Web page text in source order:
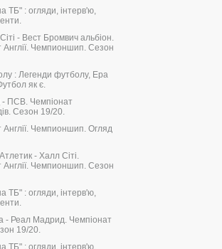
ТБ" : огляди, інтерв'ю,
Сіті - Вест Бромвич альбіон.
Англії. Чемпионшип. Сезон
: Легенди футболу, Ера
як є.
ПСВ. Чемпіонат
Сезон 19/20.
Англії. Чемпионшип. Огляд
- Халл Сіті.
Англії. Чемпионшип. Сезон
ТБ" : огляди, інтерв'ю,
- Реал Мадрид. Чемпіонат
19/20.